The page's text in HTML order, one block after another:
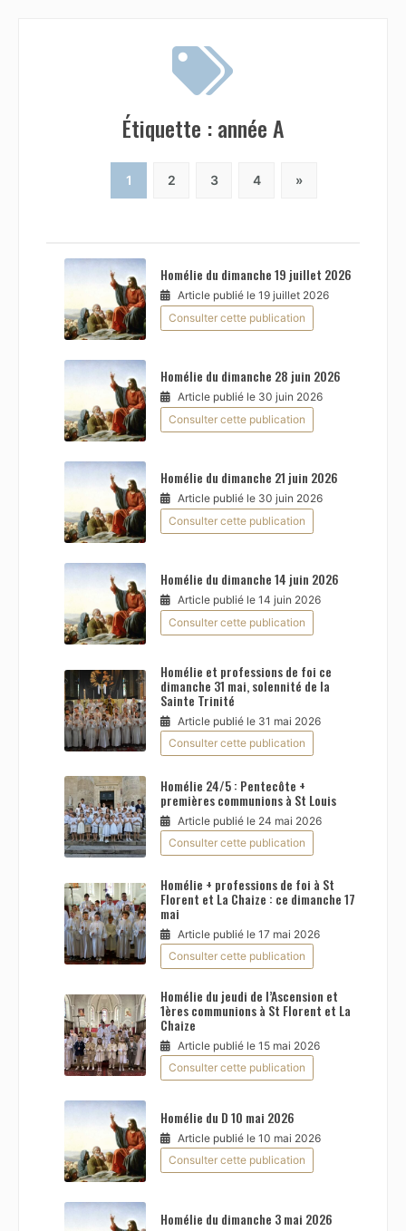
Étiquette :année A
1 2 3 4 »
Homélie du dimanche 19 juillet 2026
Article publié le 19 juillet 2026
Consulter cette publication
Homélie du dimanche 28 juin 2026
Article publié le 30 juin 2026
Consulter cette publication
Homélie du dimanche 21 juin 2026
Article publié le 30 juin 2026
Consulter cette publication
Homélie du dimanche 14 juin 2026
Article publié le 14 juin 2026
Consulter cette publication
Homélie et professions de foi ce
dimanche 31 mai, solennité de la
Sainte Trinité
Article publié le 31 mai 2026
Consulter cette publication
Homélie 24/5 : Pentecôte +
premières communions à St Louis
Article publié le 24 mai 2026
Consulter cette publication
Homélie + professions de foi à St
Florent et La Chaize : ce dimanche 17
mai
Article publié le 17 mai 2026
Consulter cette publication
Homélie du jeudi de l’Ascension et
1ères communions à St Florent et La
Chaize
Article publié le 15 mai 2026
Consulter cette publication
Homélie du D 10 mai 2026
Article publié le 10 mai 2026
Consulter cette publication
Homélie du dimanche 3 mai 2026